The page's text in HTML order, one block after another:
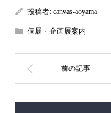
投稿者: canvas-aoyama
個展・企画展案内